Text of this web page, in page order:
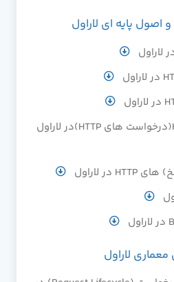
اصول پایه ای لاراول
لاراول